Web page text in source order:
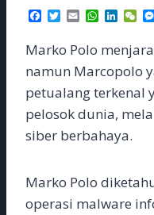
e
b
o
o
k
T
t
t
e
r
E
i
l
W
t
s
A
p
p
L
k
e
d
I
W
h
a
t
Marko Polo
namun Marcopolo
petualang terkenal
pelosok dunia,
siber berbahaya.
Marko Polo
operasi malware